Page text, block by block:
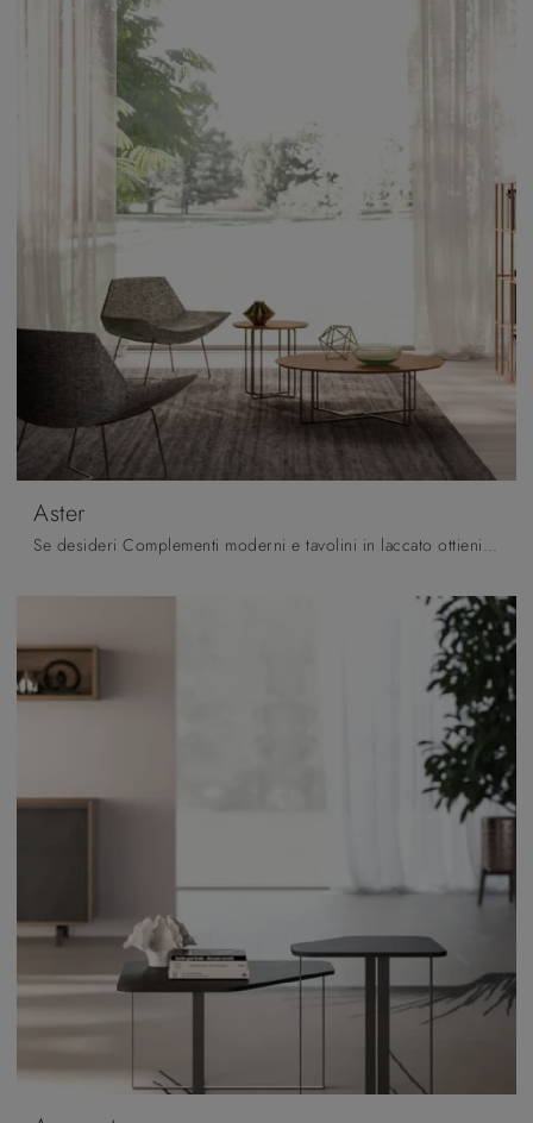
Aster
Se desideri Complementi moderni e tavolini in laccato ottieni informazioni sul modello Aster della marca Orme.